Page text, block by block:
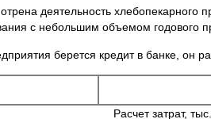
деятельность
с небольшим объемом годового
берется кредит в банке, он
Расчет затрат,